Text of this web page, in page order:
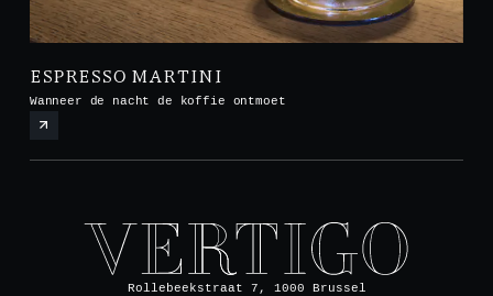
ESPRESSO MARTINI
Wanneer de nacht de koffie ontmoet
Rollebeekstraat 7, 1000 Brussel